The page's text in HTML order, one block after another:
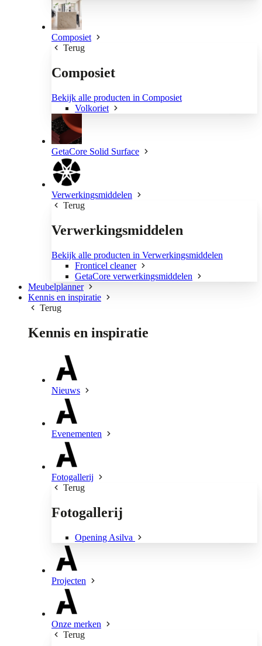
Composiet
Terug
Composiet
Bekijk alle producten in Composiet
Volkoriet
GetaCore Solid Surface
Verwerkingsmiddelen
Terug
Verwerkingsmiddelen
Bekijk alle producten in Verwerkingsmiddelen
Fronticel cleaner
GetaCore verwerkingsmiddelen
Meubelplanner
Kennis en inspiratie
Terug
Kennis en inspiratie
Nieuws
Evenementen
Fotogallerij
Terug
Fotogallerij
Opening Asilva
Projecten
Onze merken
Terug